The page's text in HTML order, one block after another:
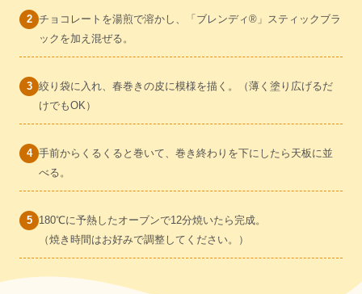
チョコレートを湯煎で溶かし、「ブレンディ®」スティックブラ
ックを加え混ぜる。
絞り袋に入れ、春巻きの皮に模様を描く。（薄く塗り広げるだ
けでもOK）
手前からくるくると巻いて、巻き終わりを下にしたら天板に並
べる。
180℃に予熱したオーブンで12分焼いたら完成。
（焼き時間はお好みで調整してください。）